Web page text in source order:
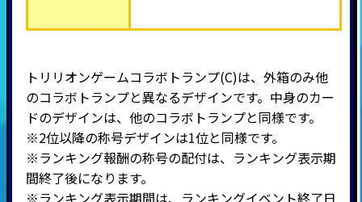
トリリオンゲームコラボトランプ(C)は、外箱のみ他
のコラボトランプと異なるデザインです。中身のカー
ドのデザインは、他のコラボトランプと同様です。
※2位以降の称号デザインは1位と同様です。
※ランキング報酬の称号の配付は、ランキング表示期
間終了後になります。
※ランキング表示期間は、ランキングイベント終了日